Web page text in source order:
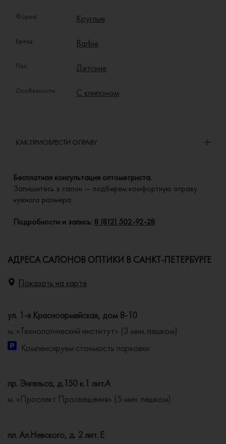
Форма: Круглые
Бренд: Barbie
Пол: Детские
Особенности: С клипоном
КАК ПРИОБРЕСТИ ОПРАВУ
Бесплатная консультация оптометриста.
Запишитесь в салон — подберем комфортную оправу
нужного размера.
Подробности и запись: 8 (812) 502-92-28
АДРЕСА САЛОНОВ ОПТИКИ В САНКТ-ПЕТЕРБУРГЕ
Показать на карте
ул. 1-я Красноармейская, дом 8-10
м. «Технологический институт» (3 мин. пешком)
Компенсируем стоимость парковки
пр. Энгельса, д.150 к.1 лит.А
м. «Проспект Просвещения» (5 мин. пешком)
пл. Ал.Невского, д. 2 лит. Е